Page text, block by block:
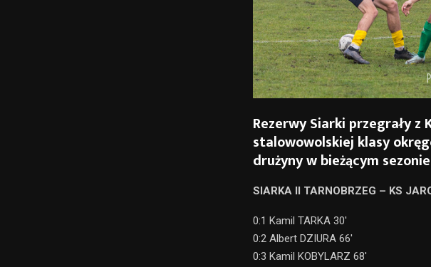
Rezerwy Siarki przegrały z
stalowowolskiej klasy
drużyny w bieżącym
SIARKA II TARNOBRZEG – KS
0:1 Kamil TARKA 30′
0:2 Albert DZIURA 66′
0:3 Kamil KOBYLARZ 68′